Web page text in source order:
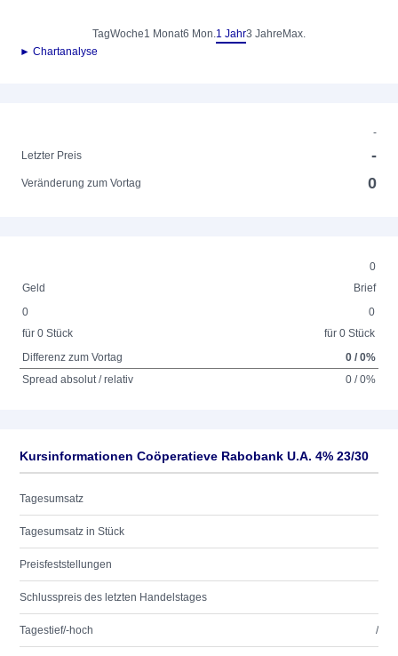
TagWoche1 Monat6 Mon.1 Jahr3 Jahre Max.
► Chartanalyse
-
Letzter Preis
-
Veränderung zum Vortag 0
0
Geld
Brief
0
für 0 Stück
0
für 0 Stück
Differenz zum Vortag
0 / 0%
Spread absolut / relativ
0 / 0%
Kursinformationen Coöperatieve Rabobank U.A. 4% 23/30
Tagesumsatz
Tagesumsatz in Stück
Preisfeststellungen
Schlusspreis des letzten Handelstages
Tagestief/-hoch /